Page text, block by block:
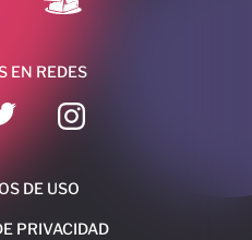
EN REDES
DE USO
PRIVACIDAD